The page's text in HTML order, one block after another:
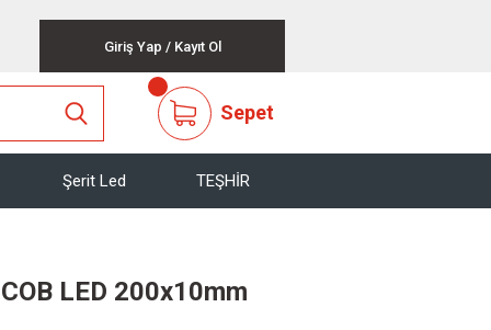
Giriş Yap / Kayıt Ol
Sepet
Şerit Led TEŞHİR
LED 200x10mm